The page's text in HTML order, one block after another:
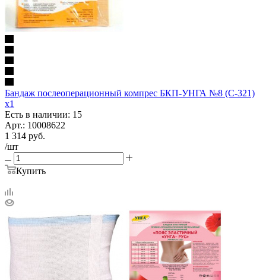
Бандаж послеоперационный компрес БКП-УНГА №8 (С-321)
х1
Есть в наличии: 15
Арт.: 10008622
1 314 руб.
/шт
Купить